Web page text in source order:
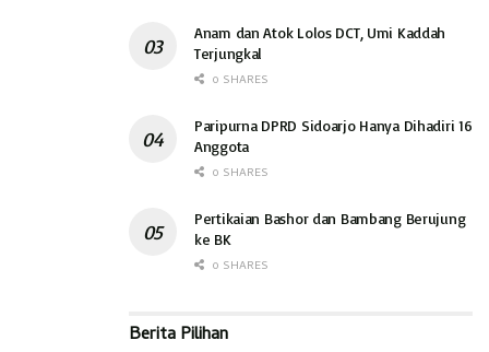
Anam dan Atok Lolos DCT, Umi Kaddah
Terjungkal
0 SHARES
Paripurna DPRD Sidoarjo Hanya Dihadiri 16
Anggota
0 SHARES
Pertikaian Bashor dan Bambang Berujung
ke BK
0 SHARES
Berita Pilihan